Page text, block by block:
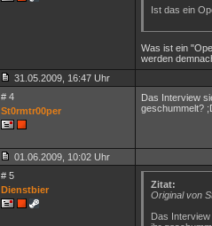
Ist das ein
Was ist ein
werden
31.05.2009, 16:47 Uhr
# 4
St0rmtr00per
Das Interview
geschummelt?
01.06.2009, 10:02 Uhr
# 5
Dienstbier
Zitat:
Original von
Das